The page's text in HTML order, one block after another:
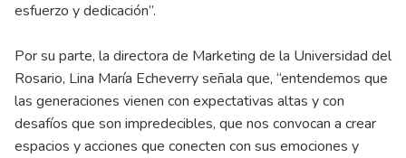
esfuerzo y dedicación”.
Por su parte, la directora de Marketing de la Universidad del
Rosario, Lina María Echeverry señala que, “entendemos que
las generaciones vienen con expectativas altas y con
desafíos que son impredecibles, que nos convocan a crear
espacios y acciones que conecten con sus emociones y